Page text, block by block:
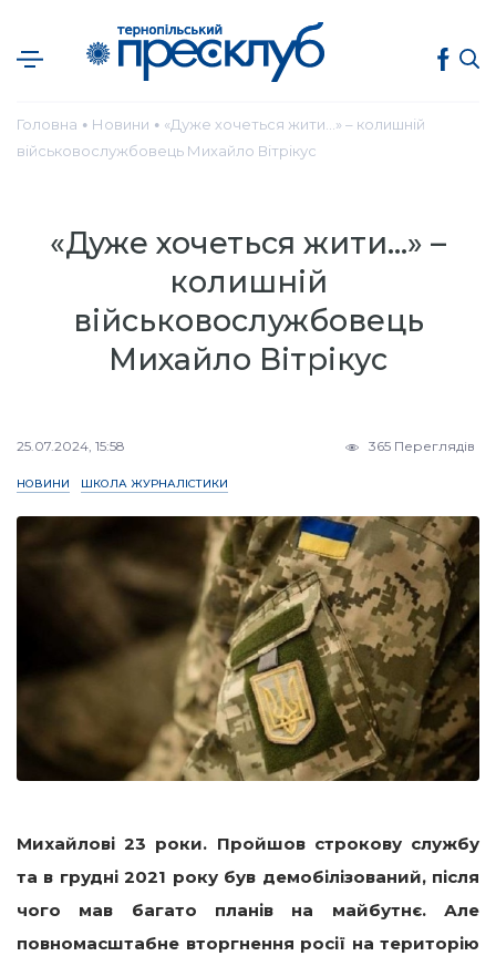
Головна ● Новини ● «Дуже хочеться жити…» – колишній
військовослужбовець Михайло Вітрікус
«Дуже хочеться жити…» –
колишній
військовослужбовець
Михайло Вітрікус
25.07.2024, 15:58 365 Переглядів
НОВИНИ ШКОЛА ЖУРНАЛІСТИКИ
Михайлові 23 роки. Пройшов строкову службу
та в грудні 2021 року був демобілізований, після
чого мав багато планів на майбутнє. Але
повномасштабне вторгнення росії на територію